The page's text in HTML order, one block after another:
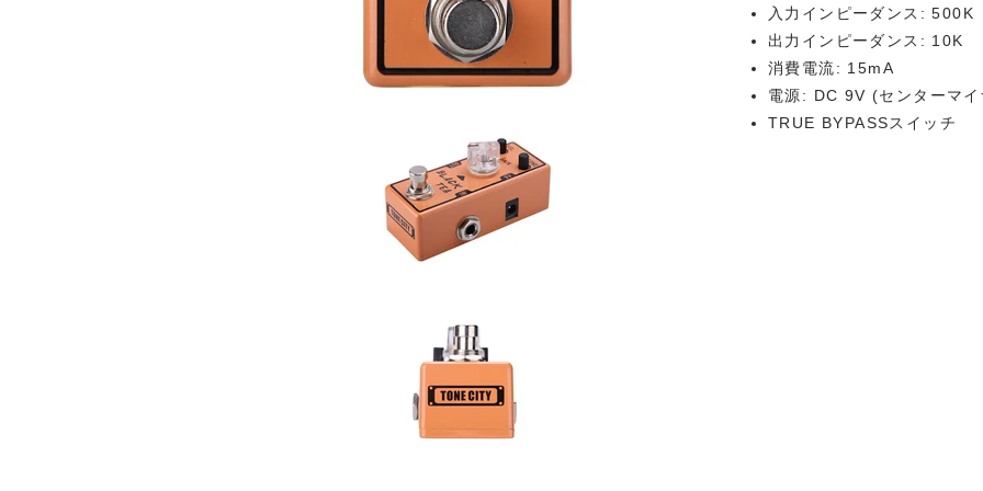
入力インピーダンス: 500K
出力インピーダンス: 10K
消費電流: 15mA
電源: DC 9V (センターマ
TRUE BYPASSスイッチ